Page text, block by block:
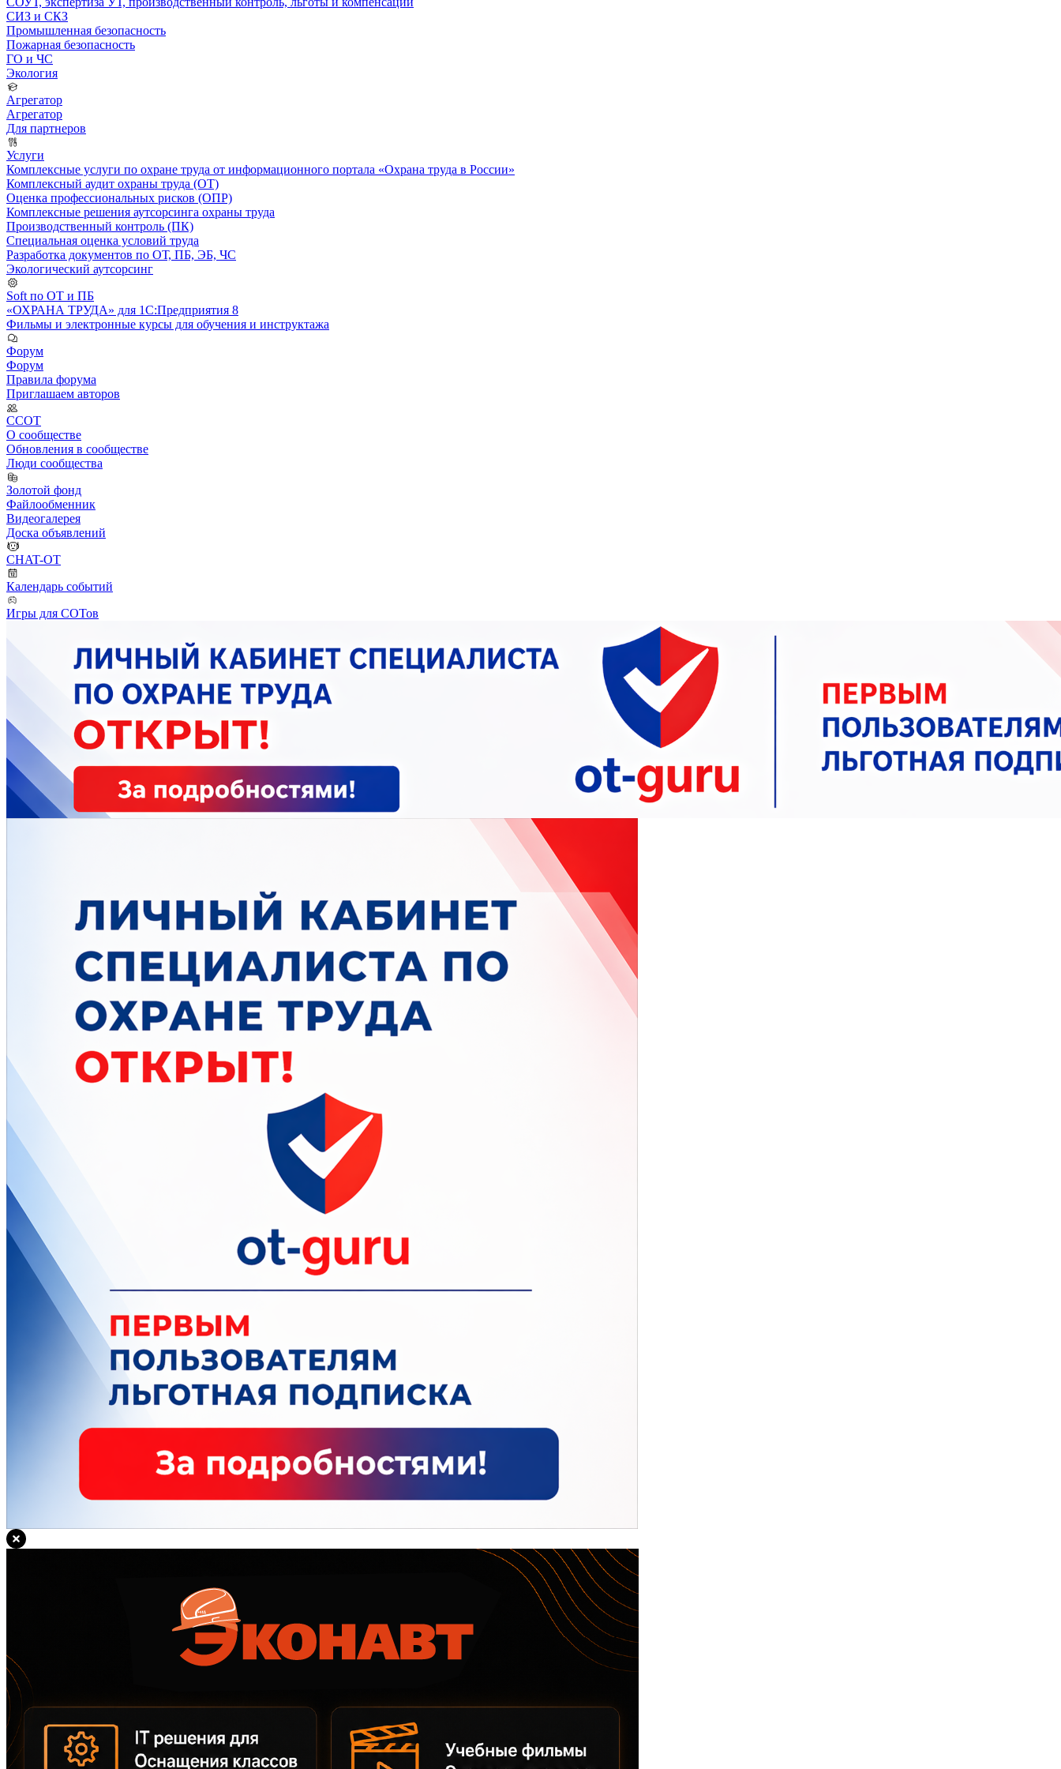
СИЗ и СКЗ
Промышленная безопасность
Пожарная безопасность
ГО и ЧС
Экология
Агрегатор
Агрегатор
Для партнеров
Услуги
Комплексные услуги по охране труда от информационного портала «Охрана труда в России»
Комплексный аудит охраны труда (ОТ)
Оценка профессиональных рисков (ОПР)
Комплексные решения аутсорсинга охраны труда
Производственный контроль (ПК)
Специальная оценка условий труда
Разработка документов по ОТ, ПБ, ЭБ, ЧС
Экологический аутсорсинг
Soft по ОТ и ПБ
«ОХРАНА ТРУДА» для 1С:Предприятия 8
Фильмы и электронные курсы для обучения и инструктажа
Форум
Форум
Правила форума
Приглашаем авторов
ССОТ
О сообществе
Обновления в сообществе
Люди сообщества
Золотой фонд
Файлообменник
Видеогалерея
Доска объявлений
CHAT-OT
Календарь событий
Игры для СОТов